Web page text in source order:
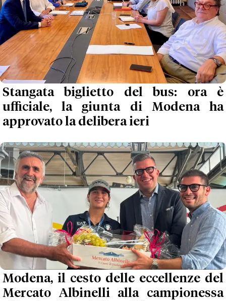
Stangata biglietto del bus: ora è
ufficiale, la giunta di Modena ha
approvato la delibera ieri
Modena, il cesto delle eccellenze del
Mercato Albinelli alla campionessa